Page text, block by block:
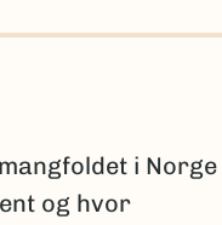
i Norge
og hvor